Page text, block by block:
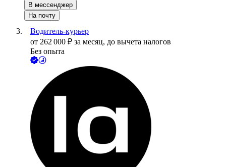
В мессенджер
На почту
Водитель-курьер
от 262 000 ₽ за месяц, до вычета налогов
Без опыта